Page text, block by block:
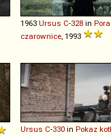
1963 Ursus C-328 in
czarownice , 1993
Ursus C-330 in Pokaz